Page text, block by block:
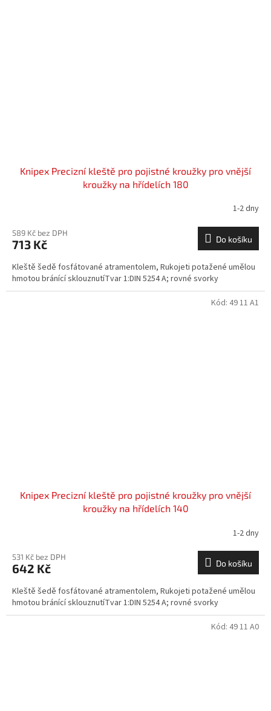
Knipex Precizní kleště pro pojistné kroužky pro vnější
kroužky na hřídelích 180
1-2 dny
589 Kč bez DPH
713 Kč Do košíku
Kleště šedě fosfátované atramentolem, Rukojeti potažené umělou
hmotou bránící sklouznutíTvar 1:DIN 5254 A; rovné svorky
Knipex Precizní kleště pro pojistné kroužky pro vnější
kroužky na hřídelích 140
1-2 dny
531 Kč bez DPH
642 Kč Do košíku
Kleště šedě fosfátované atramentolem, Rukojeti potažené umělou
hmotou bránící sklouznutíTvar 1:DIN 5254 A; rovné svorky
Kód: 49 11 A1
Kód: 49 11 A0